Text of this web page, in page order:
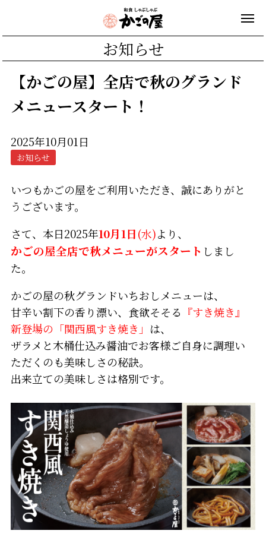
お知らせ
【かごの屋】全店で秋のグランド
メニュースタート！
2025年10月01日
お知らせ
いつもかごの屋をご利用いただき、誠にありがと
うございます。
さて、本日2025年10月1日(水)より、
かごの屋全店で秋メニューがスタート しまし
た。
かごの屋の秋グランドいちおしメニューは、
甘辛い割下の香り漂い、食欲そそる 『すき焼き』
新登場の「関西風すき焼き」 は、
ザラメと木桶仕込み醤油でお客様ご自身に調理い
ただくのも美味しさの秘訣。
出来立ての美味しさは格別です。